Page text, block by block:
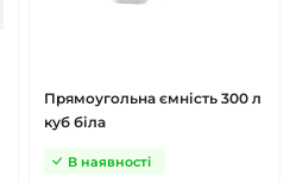
Прямоугольна ємність 300 л
куб біла
В наявності